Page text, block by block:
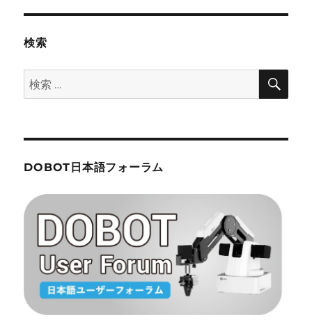
検索
検
索:
検
DOBOT日本語フォーラム